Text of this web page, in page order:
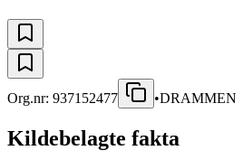
Org.nr: 937152477 •DRAMMEN
Kildebelagte fakta